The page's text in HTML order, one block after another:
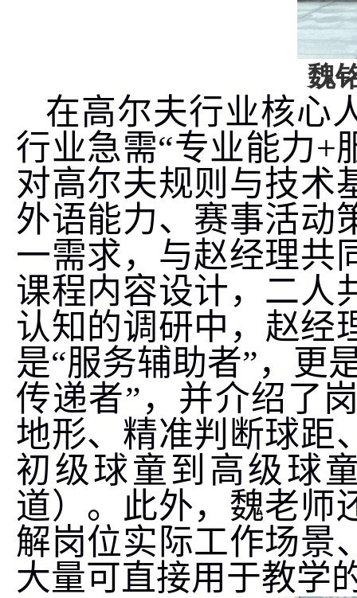
魏
在高尔夫行业核心
行业急需“专业能力+
对高尔夫规则与技术
外语能力、赛事活动
一需求，与赵经理共
课程内容设计，二人
认知的调研中，赵
是“服务辅助者”，更
传递者”，并介绍了
地形、精准判断球距
初级球童到高级球
道）。此外，魏老师
解岗位实际工作场景
大量可直接用于教学